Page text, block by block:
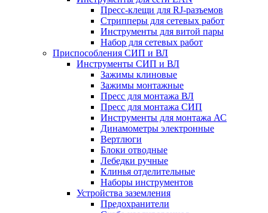
Пресс-клещи для RJ-разъемов
Стрипперы для сетевых работ
Инструменты для витой пары
Набор для сетевых работ
Приспособления СИП и ВЛ
Инструменты СИП и ВЛ
Зажимы клиновые
Зажимы монтажные
Пресс для монтажа ВЛ
Пресс для монтажа СИП
Инструменты для монтажа АС
Динамометры электронные
Вертлюги
Блоки отводные
Лебедки ручные
Клинья отделительные
Наборы инструментов
Устройства заземления
Предохранители